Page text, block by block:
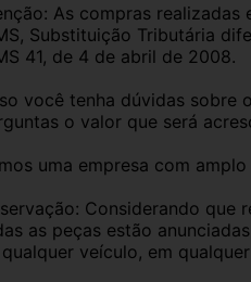
As compras
Substituição Tributária
41, de 4 de abril de 2008.
você tenha dúvidas sobre
o valor que será
uma empresa com
Considerando que
as peças estão
veículo, em